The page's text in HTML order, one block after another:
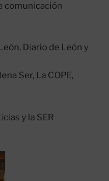
comunicación
Diario de León y
Ser, La COPE,
y la SER